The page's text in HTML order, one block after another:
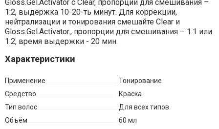
Gloss.Gel.Activator с Clear, пропорции для смешивания –
1:2, выдержка 10-20-ть минут. Для коррекции,
нейтрализации и тонирования смешайте Clear и
Gloss.Gel.Activator., пропорции для смешивания – 1:1 или
1:2, время выдержки - 20 мин.
Характеристики
Применение
Тонирование
Средство
Краска
Тип волос
Для всех типов
Объём
60 мл